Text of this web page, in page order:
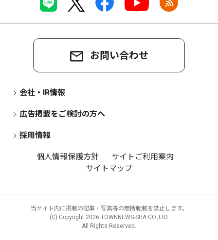
お問い合わせ
会社・IR情報
広告掲載をご検討の方へ
採用情報
個人情報保護方針
サイトご利用案内
サイトマップ
当サイト内に掲載の記事・写真等の無断転載を禁止します。
(C) Copyright 2026 TOWNNEWS-SHA CO.,LTD.
All Rights Reserved.